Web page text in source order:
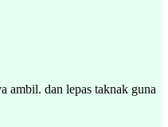
ambil. dan lepas taknak guna